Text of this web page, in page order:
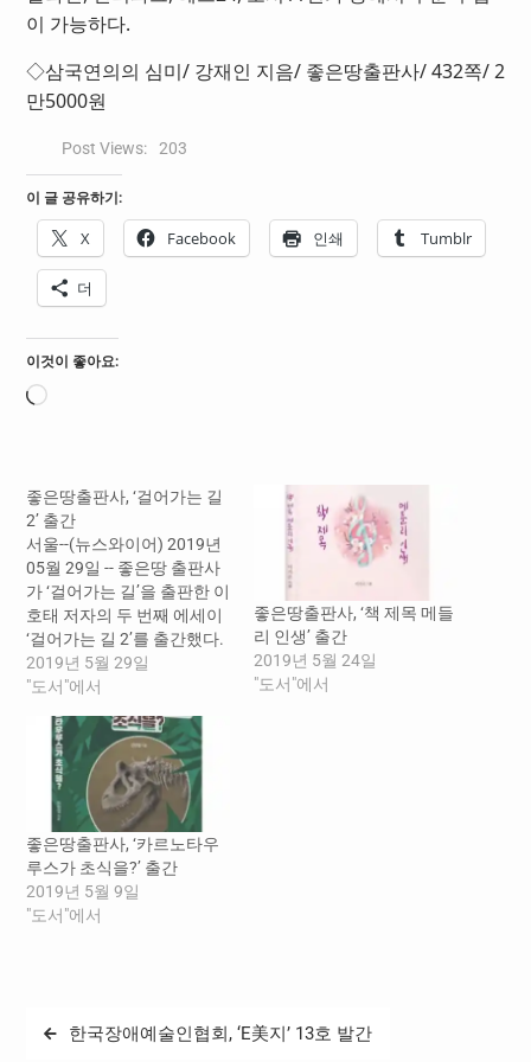
이 가능하다.
◇삼국연의의 심미/ 강재인 지음/ 좋은땅출판사/ 432쪽/ 2
만5000원
Post Views: 203
이 글 공유하기:
X Facebook 인쇄 Tumblr
더
이것이 좋아요:
로
좋은땅출판사, ‘걸어가는 길
2’ 출간
서울--(뉴스와이어) 2019년
05월 29일 -- 좋은땅 출판사
가 ‘걸어가는 길’을 출판한 이
호태 저자의 두 번째 에세이
‘걸어가는 길 2’를 출간했다.
이전 책과 비슷하게 저자가
도보여행을 하며 겪은 일들,
듣고 생각하고 느낀 것들을
일기처럼 정리해 놓았다. 둘
레길 일기와 사계절에 걸친
등산 일기, 선거 때마다 걸은
이야기와 바우길 일기,…
2019년 5월 29일
"도서"에서
좋은땅출판사, ‘책 제목 메들
리 인생’ 출간
2019년 5월 24일
"도서"에서
좋은땅출판사, ‘카르노타우
루스가 초식을?’ 출간
2019년 5월 9일
"도서"에서
글
한국장애예술인협회, ‘E美지’ 13호 발간